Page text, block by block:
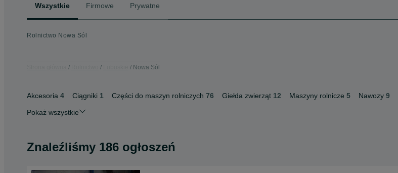
Wszystkie Firmowe Prywatne
Rolnictwo Nowa Sól
Nowa Sól
Akcesoria 4 Ciągniki 1 Części do maszyn rolniczych 76 Giełda zwierząt 12 Maszyny rolnicze 5 Nawozy 9
Pokaż wszystkie
Znaleźliśmy 186 ogłoszeń